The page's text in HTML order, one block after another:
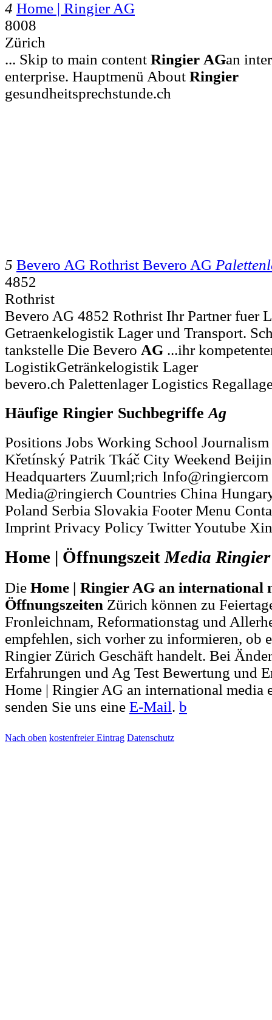
4 Home | Ringier AG
8008
Zürich
... Skip to main content Ringier AGan
enterprise. Hauptmenü About Ringier
gesundheitsprechstunde.ch
5 Bevero AG Rothrist Bevero AG
4852
Rothrist
Bevero AG 4852 Rothrist Ihr Partner fuer
Getraenkelogistik Lager und Transport.
tankstelle Die Bevero AG ...ihr
LogistikGetränkelogistik Lager
bevero.ch Palettenlager Logistics
Häufige Ringier SuchbegriffeAg
Po­si­tions Jobs Working School
Křetínský Patrik Tkáč City Weekend
Headquarters Zuuml;rich
Media@ringierch Countries China
Poland Serbia Slovakia Footer Menu
Imprint Privacy Policy Twitter Youtube
Home | ÖffnungszeitMedia Ringi­er
Die Home | Ringier AG an international
Öffnungszeiten Zürich können zu
Fronleichnam, Reformationstag und
empfehlen, sich vorher zu informieren, ob
Ringier Zürich Geschäft handelt. Bei
Erfahrungen und Ag Test Bewertung und
Home | Ringier AG an international media
senden Sie uns eine E-Mail. b
Nach oben kostenfreier Eintrag Datenschutz